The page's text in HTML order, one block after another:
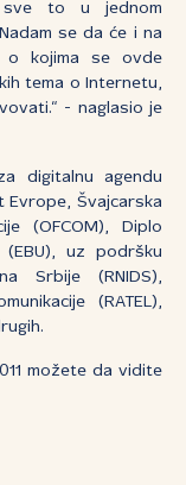
sve to u jednom
se da će i na
o kojima se ovde
tema o Internetu,
- naglasio je
digitalnu agendu
Evrope, Švajcarska
(OFCOM), Diplo
uz podršku
Srbije (RNIDS),
(RATEL),
možete da vidite